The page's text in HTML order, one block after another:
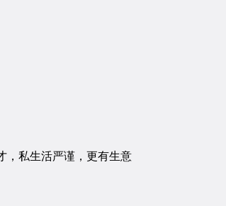
，私生活严谨，更有生意